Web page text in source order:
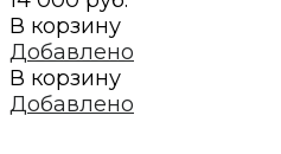
В корзину
Добавлено
В корзину
Добавлено